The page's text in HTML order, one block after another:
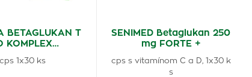
BETAGLUKAN T
KOMPLEX…
cps 1x30 ks
SENIMED Betaglukan 250
mg FORTE +
cps s vitamínom C a D, 1x30 k
s